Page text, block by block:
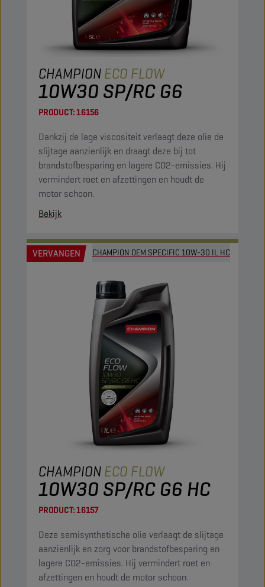
CHAMPIONECO FLOW
10W30 SP/RC G6
PRODUCT:16156
Dankzij de lage viscositeit verlaagt deze olie de
slijtage aanzienlijk en draagt deze bij tot
brandstofbesparing en lagere CO2-emissies. Hij
vermindert roet en afzettingen en houdt de
motor schoon.
Bekijk
VERVANGEN CHAMPION OEM SPECIFIC 10W-30 IL HC
CHAMPIONECO FLOW
10W30 SP/RC G6 HC
PRODUCT:16157
Deze semisynthetische olie verlaagt de slijtage
aanzienlijk en zorg voor brandstofbesparing en
lagere CO2-emissies. Hij vermindert roet en
afzettingen en houdt de motor schoon.